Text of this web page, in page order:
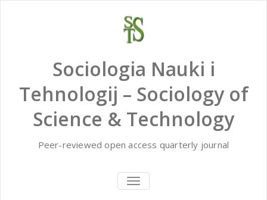
Sociologia Nauki i
Tehnologij – Sociology of
Science & Technology
Peer-reviewed open access quarterly journal
TOGGLE
NAVIGATION